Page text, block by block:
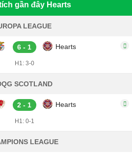
gần đây Hearts
LEAGUE
6 - 1 Hearts
H1: 3-0
SCOTLAND
2 - 1 Hearts
H1: 0-1
LEAGUE